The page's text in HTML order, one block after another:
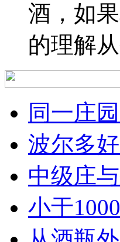
酒，如
的理解
同一庄
波尔多
中级庄
小于